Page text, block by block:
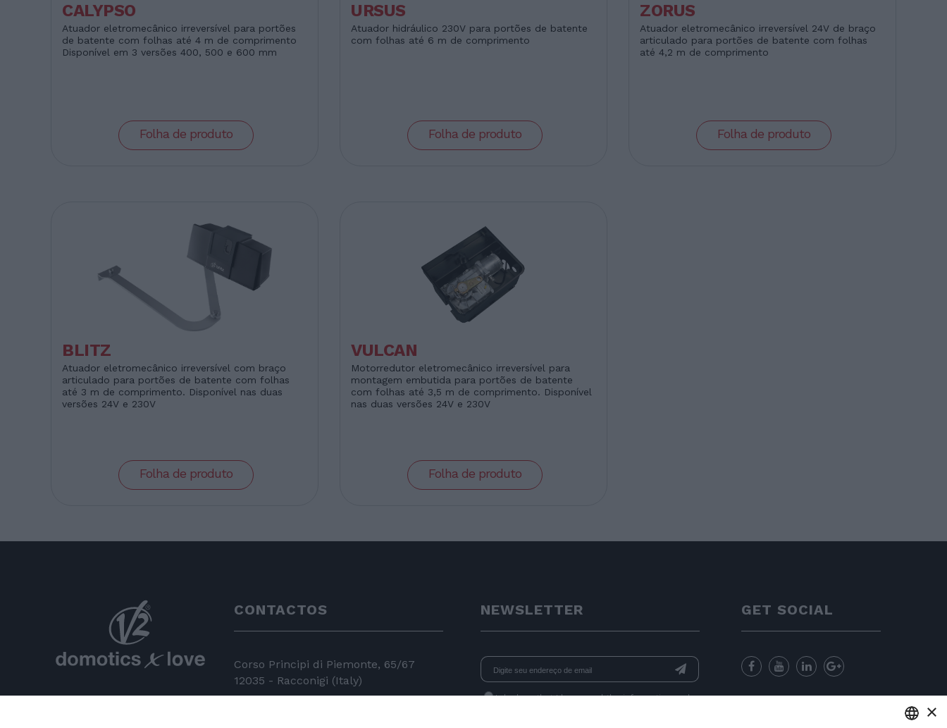
CALYPSO
Atuador eletromecânico irreversível para portões
de batente com folhas até 4 m de comprimento
Disponível em 3 versões 400, 500 e 600 mm
Folha de produto
URSUS
Atuador hidráulico 230V para portões de batente
com folhas até 6 m de comprimento
Folha de produto
ZORUS
Atuador eletromecânico irreversível 24V de braço
articulado para portões de batente com folhas
até 4,2 m de comprimento
Folha de produto
BLITZ
Atuador eletromecânico irreversível com braço
articulado para portões de batente com folhas
até 3 m de comprimento. Disponível nas duas
versões 24V e 230V
Folha de produto
VULCAN
Motorredutor eletromecânico irreversível para
montagem embutida para portões de batente
com folhas até 3,5 m de comprimento. Disponível
nas duas versões 24V e 230V
Folha de produto
CONTACTOS
Corso Principi di Piemonte, 65/67
12035 - Racconigi (Italy)
NEWSLETTER
I declare that I have readthe informationand
GET SOCIAL
×